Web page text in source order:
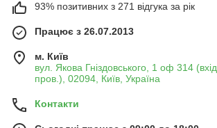
93% позитивних з 271 відгука за рік
Працює з 26.07.2013
м. Київ
вул. Якова Гніздовського, 1 оф 314
пров.), 02094, Київ, Україна
Контакти